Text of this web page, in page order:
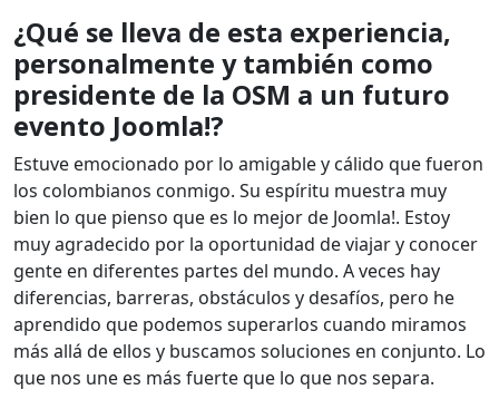
¿Qué se lleva de esta experiencia,
personalmente y también como
presidente de la OSM a un futuro
evento Joomla!?
Estuve emocionado por lo amigable y cálido que fueron
los colombianos conmigo. Su espíritu muestra muy
bien lo que pienso que es lo mejor de Joomla!. Estoy
muy agradecido por la oportunidad de viajar y conocer
gente en diferentes partes del mundo. A veces hay
diferencias, barreras, obstáculos y desafíos, pero he
aprendido que podemos superarlos cuando miramos
más allá de ellos y buscamos soluciones en conjunto. Lo
que nos une es más fuerte que lo que nos separa.